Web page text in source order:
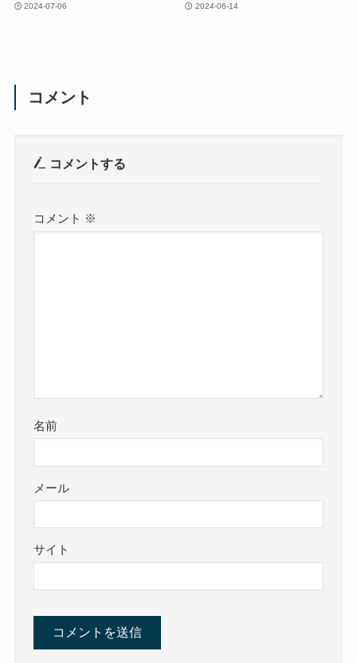
2024-07-06 2024-06-14
コメント
コメントする
コメント ※
名前
メール
サイト